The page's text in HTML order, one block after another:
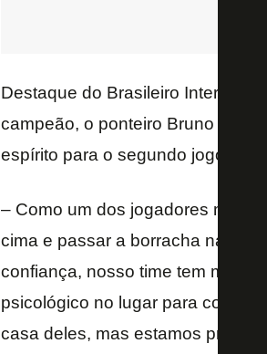
Destaque do Brasileiro
campeão, o ponteiro Bruno
espírito para o segundo jogo da
– Como um dos jogadores mais
cima e passar a borracha na
confiança, nosso time tem muita
psicológico no lugar para
casa deles, mas estamos